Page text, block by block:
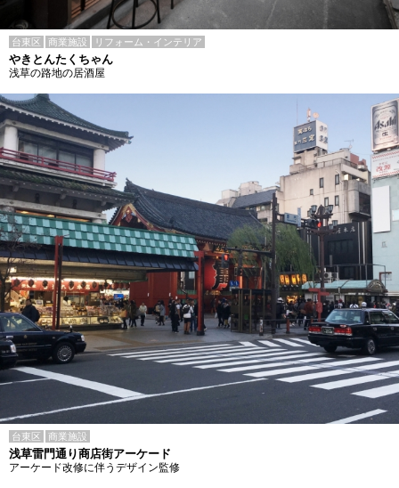
台東区 商業施設 リフォーム・インテリア
やきとんたくちゃん
浅草の路地の居酒屋
台東区 商業施設
浅草雷門通り商店街アーケード
アーケード改修に伴うデザイン監修